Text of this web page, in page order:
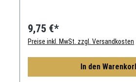
9,75 €*
Preise inkl. MwSt. zzgl. Versandkosten
In den